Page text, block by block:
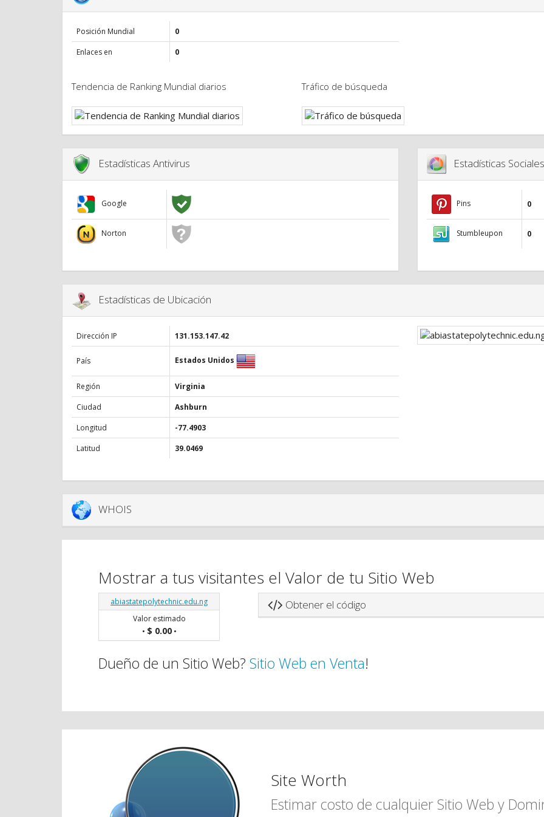
Posición Mundial
0
Enlaces en
0
Tendencia de Ranking Mundial diarios Tráfico de búsqueda
Estadísticas Antivirus
Google
Norton
Estadísticas Sociales
Pins 0
Stumbleupon 0
Estadísticas de Ubicación
Dirección IP 131.153.147.42
País Estados Unidos
Región
Virginia
Ciudad
Ashburn
Longitud
-77.4903
Latitud
39.0469
WHOIS
Mostrar a tus visitantes el Valor de tu Sitio Web
abiastatepolytechnic.edu.ng
Valor estimado
• $ 0.00•
Obtener el código
Dueño de un Sitio Web? Sitio Web en Venta!
Site Worth
Estimar costo de cualquier Sitio Web y